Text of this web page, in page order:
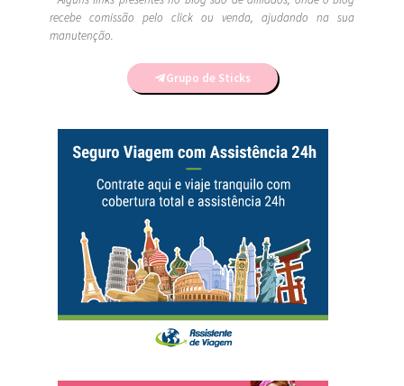
recebe comissão pelo click ou venda, ajudando na sua
manutenção.
Grupo de Sticks